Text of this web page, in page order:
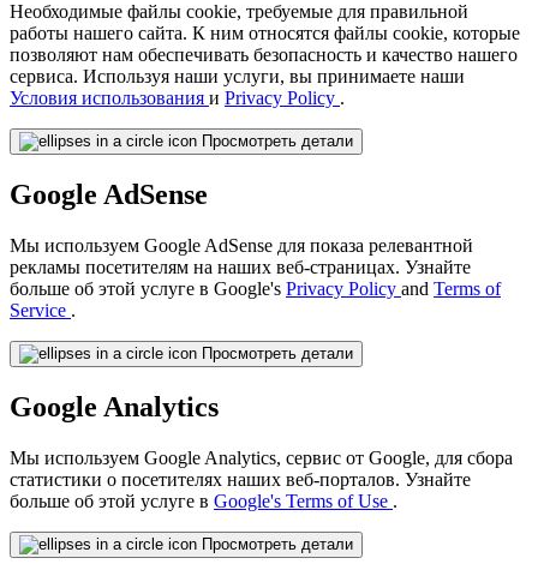
Необходимые файлы cookie, требуемые для правильной
работы нашего сайта. К ним относятся файлы cookie, которые
позволяют нам обеспечивать безопасность и качество нашего
сервиса. Используя наши услуги, вы принимаете наши
Условия использования и Privacy Policy .
Просмотреть детали
Google AdSense
Мы используем Google AdSense для показа релевантной
рекламы посетителям на наших веб-страницах. Узнайте
больше об этой услуге в Google's Privacy Policy and Terms of
Service .
Просмотреть детали
Google Analytics
Мы используем Google Analytics, сервис от Google, для сбора
статистики о посетителях наших веб-порталов. Узнайте
больше об этой услуге в Google's Terms of Use .
Просмотреть детали